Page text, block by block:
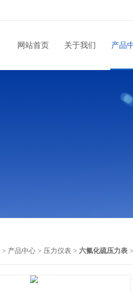
网站首页 关于我们 产品
> 产品中心 > 压力仪表 > 六氟化硫压力表